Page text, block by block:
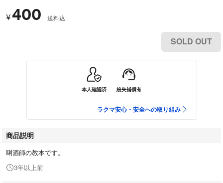
¥400 送料込
SOLD OUT
本人確認済 紛失補償有
ラクマ安心・安全への取り組み
商品説明
唎酒師の教本です。
3年以上前